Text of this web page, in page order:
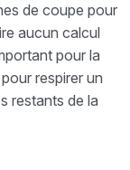
de coupe pour
aucun calcul
pour la
respirer un
restants de la